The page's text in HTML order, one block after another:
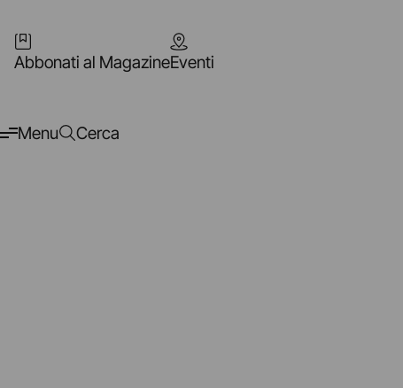
Abbonati al MagazineEventi
Menu Cerca